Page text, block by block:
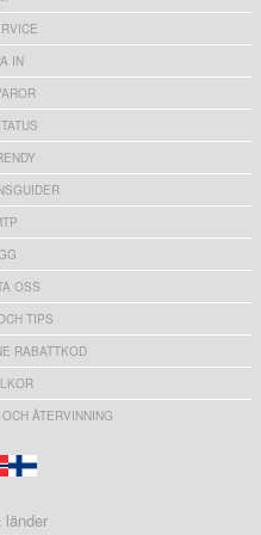
IN
OSS
TIPS
RABATTKOD
ÅTERVINNING